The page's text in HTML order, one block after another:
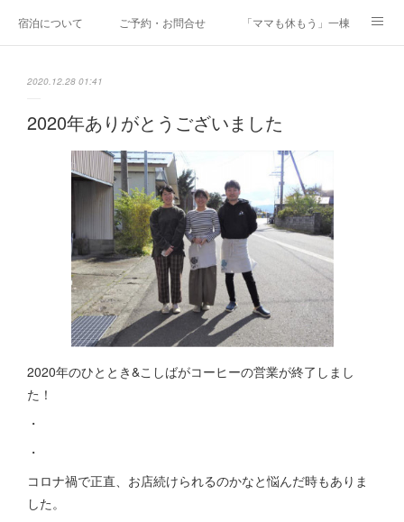
宿泊について ご予約・お問合せ 「ママも休もう」一棟貸しファ
2020.12.28 01:41
2020年ありがとうございました
2020年のひととき&こしばがコーヒーの営業が終了しまし
た！
・
・
コロナ禍で正直、お店続けられるのかなと悩んだ時もありま
した。